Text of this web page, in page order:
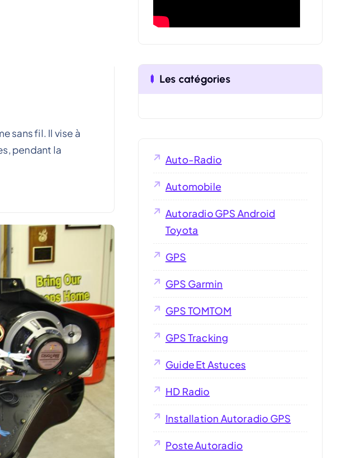
sans fil. Il vise à
pendant la
:
Les catégories
Auto-Radio
Automobile
Autoradio GPS Android
Toyota
GPS
GPS Garmin
GPS TOMTOM
GPS Tracking
Guide Et Astuces
HD Radio
Installation Autoradio GPS
Poste Autoradio